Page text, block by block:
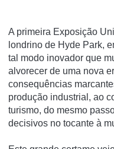
A primeira Exposição
londrino de Hyde Park,
tal modo inovador que
alvorecer de uma nova
consequências
produção industrial, ao
turismo, do mesmo
decisivos no tocante à